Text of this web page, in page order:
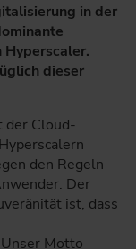
in der
dieser
der Cloud-
den Regeln
Der
ist, dass
Motto